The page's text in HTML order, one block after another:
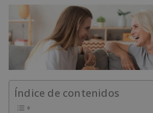
Índice de contenidos